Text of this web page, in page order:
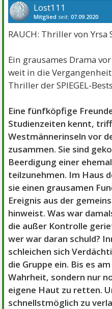
Lost111
Mitglied seit:07.09.2020
RAUCH: Thriller von
Ein grausames Drama
weit in die
Thriller der SPIEGEL-
Eine fünfköpfige
Studienzeiten kennt,
Westmännerinseln vor
zusammen. Sie sind
Beerdigung einer
teilzunehmen. Im Haus
sie einen grausamen
Ereignis aus der
hinweist. Was war
die außer Kontrolle
wer war daran schuld?
schleichen sich
die Gruppe ein. Bis es
Wahrheit, sondern nur
eigene Haut zu retten.
schnellstmöglich zu